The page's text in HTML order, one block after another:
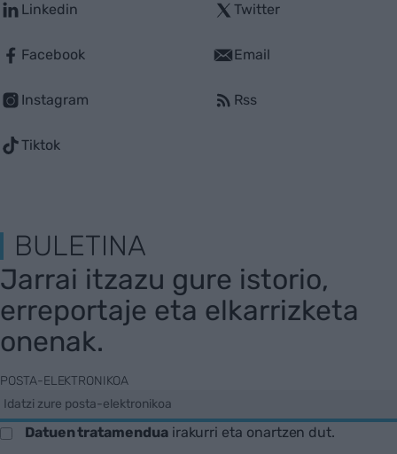
Linkedin
Facebook
Instagram
Tiktok
Twitter
Email
Rss
BULETINA
Jarrai itzazu gure istorio,
erreportaje eta elkarrizketa
onenak.
POSTA-ELEKTRONIKOA
Datuen tratamenduairakurri eta onartzen dut.